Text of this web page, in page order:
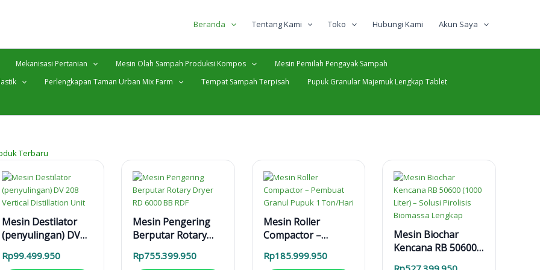
Beranda Tentang Kami Toko Hubungi Kami Akun Saya
Mekanisasi Pertanian Mesin Olah Sampah Produksi Kompos
Mesin Pemilah Pengayak Sampah
Perlengkapan Taman Urban Mix Farm Tempat Sampah Terpisah
Pupuk Granular Majemuk Lengkap Tablet
Terbaru
Mesin Destilator
(penyulingan) DV
Distillation Unit
Rp99.499.950
Mesin Pengering
Berputar Rotary
RDF
Rp755.399.950
Mesin Roller
Compactor –
Pupuk 1 Ton/Hari
Rp185.999.950
Mesin Biochar
Kencana RB 50600